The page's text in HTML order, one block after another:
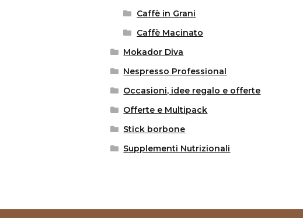
Caffè in Grani
Caffè Macinato
Mokador Diva
Nespresso Professional
Occasioni, idee regalo e offerte
Offerte e Multipack
Stick borbone
Supplementi Nutrizionali